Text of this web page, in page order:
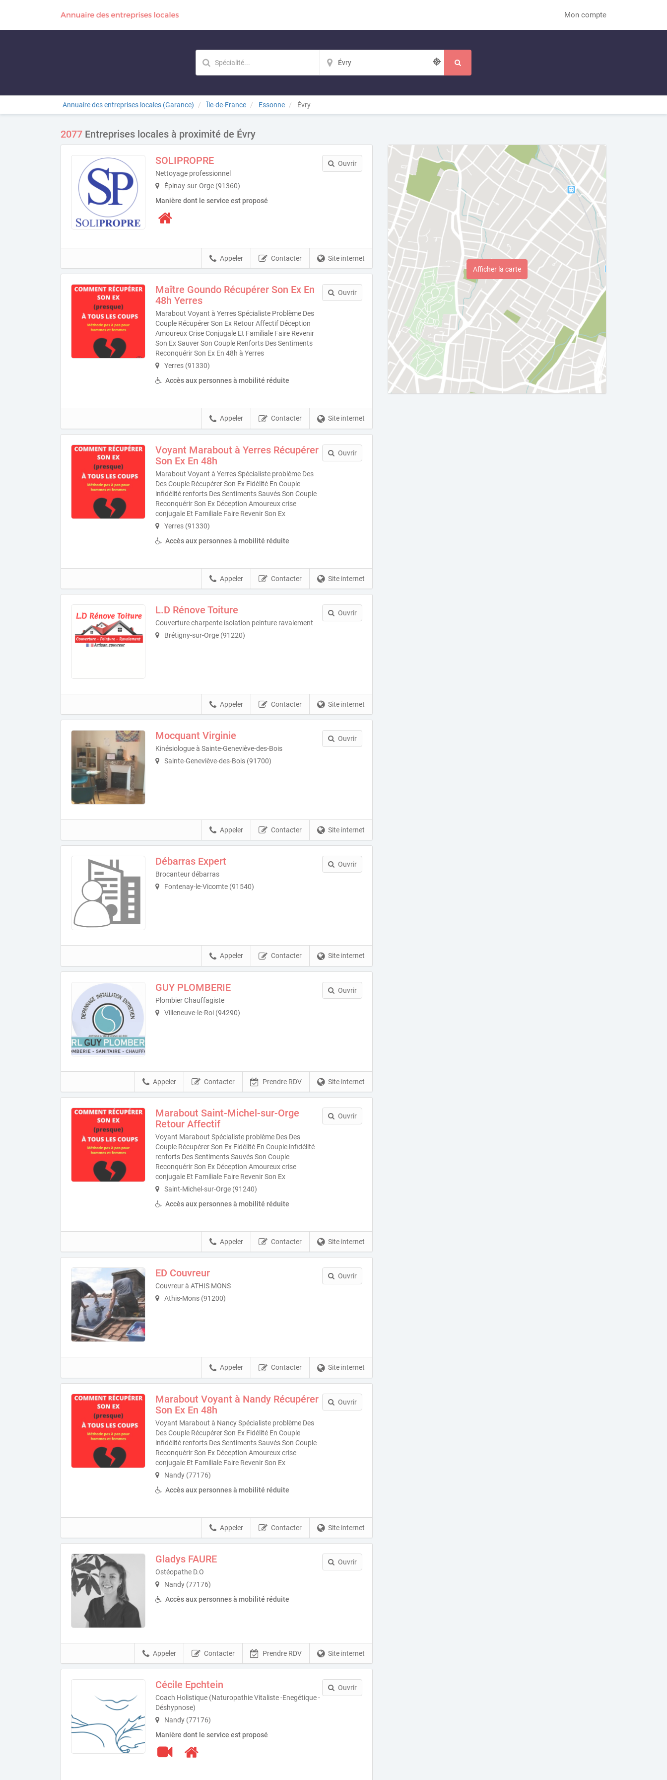
Mon compte
Annuaire des entreprises locales (Garance) Île-de-France Essonne Évry
2077 Entreprises locales à proximité de Évry
SOLIPROPRE
Nettoyage professionnel
Épinay-sur-Orge (91360)
Manière dont le service est proposé
Ouvrir
Site internet
Contacter
Appeler
Maître Goundo Récupérer Son Ex En
48h Yerres
Marabout Voyant à Yerres Spécialiste Problème Des
Couple Récupérer Son Ex Retour Affectif Déception
Amoureux Crise Conjugale Et Familiale Faire Revenir
Son Ex Sauver Son Couple Renforts Des Sentiments
Reconquérir Son Ex En 48h à Yerres
Yerres (91330)
Accès aux personnes à mobilité réduite
Ouvrir
Site internet
Contacter
Appeler
Voyant Marabout à Yerres Récupérer
Son Ex En 48h
Marabout Voyant à Yerres Spécialiste problème Des
Des Couple Récupérer Son Ex Fidélité En Couple
infidélité renforts Des Sentiments Sauvés Son Couple
Reconquérir Son Ex Déception Amoureux crise
conjugale Et Familiale Faire Revenir Son Ex
Yerres (91330)
Accès aux personnes à mobilité réduite
Ouvrir
Site internet
Contacter
Appeler
L.D Rénove Toiture
Couverture charpente isolation peinture ravalement
Brétigny-sur-Orge (91220)
Ouvrir
Site internet
Contacter
Appeler
Mocquant Virginie
Kinésiologue à Sainte-Geneviève-des-Bois
Sainte-Geneviève-des-Bois (91700)
Ouvrir
Site internet
Contacter
Appeler
Débarras Expert
Brocanteur débarras
Fontenay-le-Vicomte (91540)
Ouvrir
Site internet
Contacter
Appeler
GUY PLOMBERIE
Plombier Chauffagiste
Villeneuve-le-Roi (94290)
Ouvrir
Site internet
Prendre RDV
Contacter
Appeler
Marabout Saint-Michel-sur-Orge
Retour Affectif
Voyant Marabout Spécialiste problème Des Des
Couple Récupérer Son Ex Fidélité En Couple infidélité
renforts Des Sentiments Sauvés Son Couple
Reconquérir Son Ex Déception Amoureux crise
conjugale Et Familiale Faire Revenir Son Ex
Saint-Michel-sur-Orge (91240)
Accès aux personnes à mobilité réduite
Ouvrir
Site internet
Contacter
Appeler
ED Couvreur
Couvreur à ATHIS MONS
Athis-Mons (91200)
Ouvrir
Site internet
Contacter
Appeler
Marabout Voyant à Nandy Récupérer
Son Ex En 48h
Voyant Marabout à Nancy Spécialiste problème Des
Des Couple Récupérer Son Ex Fidélité En Couple
infidélité renforts Des Sentiments Sauvés Son Couple
Reconquérir Son Ex Déception Amoureux crise
conjugale Et Familiale Faire Revenir Son Ex
Nandy (77176)
Accès aux personnes à mobilité réduite
Ouvrir
Site internet
Contacter
Appeler
Gladys FAURE
Ostéopathe D.O
Nandy (77176)
Accès aux personnes à mobilité réduite
Ouvrir
Site internet
Prendre RDV
Contacter
Appeler
Cécile Epchtein
Coach Holistique (Naturopathie Vitaliste -Enegétique -
Déshypnose)
Nandy (77176)
Manière dont le service est proposé
Ouvrir
Afficher la carte